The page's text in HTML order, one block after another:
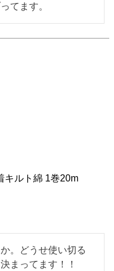
てます。
キルト綿 1巻20m
。どうせ使い切る
まってます！！